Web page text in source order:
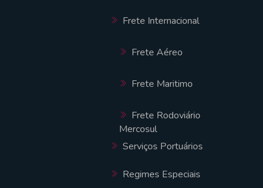
Frete Internacional
Frete Aéreo
Frete Maritimo
Frete Rodoviário
Mercosul
Serviços Portuários
Regimes Especiais